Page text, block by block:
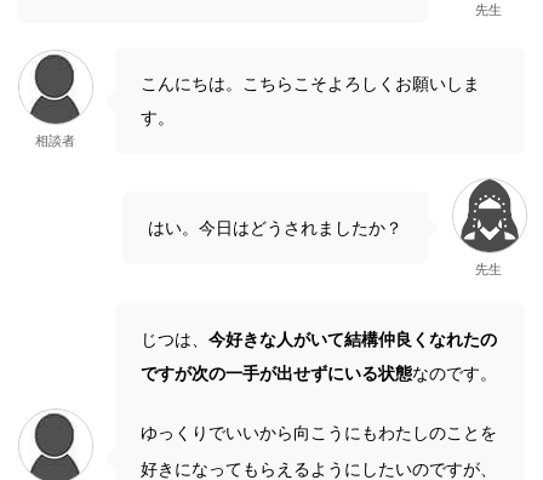
先生
相談者
こんにちは。こちらこそよろしくお願いしま
す。
はい。今日はどうされましたか？
先生
じつは、 今好きな人がいて結構仲良くなれたの
ですが次の一手が出せずにいる状態なのです。
ゆっくりでいいから向こうにもわたしのことを
好きになってもらえるようにしたいのですが、